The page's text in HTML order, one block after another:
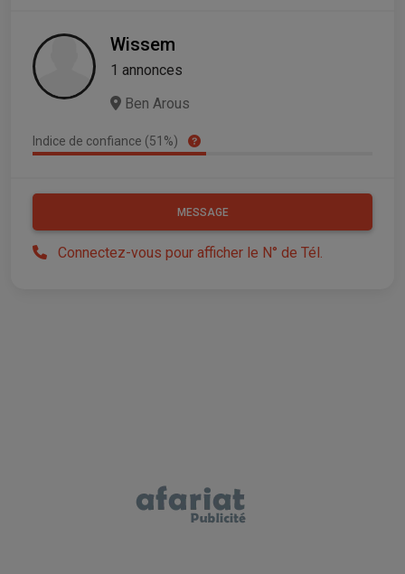
Wissem
1 annonces
Ben Arous
Indice de confiance (51%)
MESSAGE
Connectez-vous pour afficher le N° de Tél.